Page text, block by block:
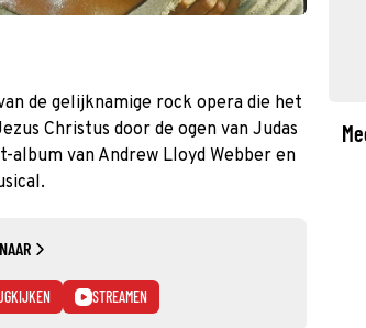
de gelijknamige rock opera die het
Christus door de ogen van Judas
van Andrew Lloyd Webber en
STREAMEN